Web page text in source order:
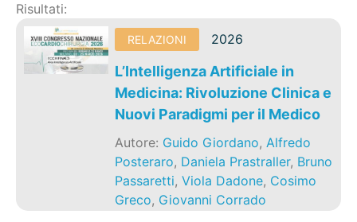
Risultati:
RELAZIONI 2026
L’Intelligenza Artificiale in
Medicina: Rivoluzione Clinica e
Nuovi Paradigmi per il Medico
Autore: Guido Giordano,Alfredo
Posteraro, Daniela Prastraller, Bruno
Passaretti,Viola Dadone, Cosimo
Greco, Giovanni Corrado